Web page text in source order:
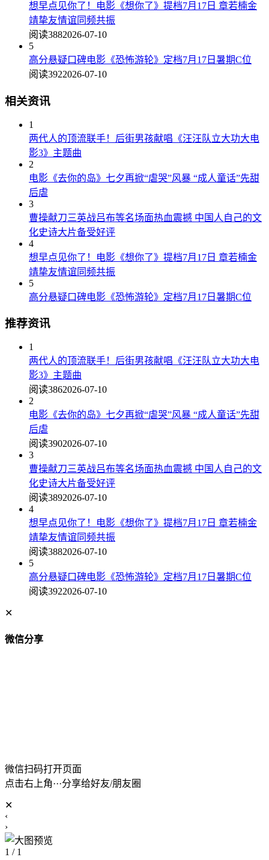
想早点见你了！电影《想你了》提档7月17日 章若楠金
靖挚友情谊同频共振
阅读3882026-07-10
5
高分悬疑口碑电影《恐怖游轮》定档7月17日暑期C位
阅读3922026-07-10
相关资讯
1
两代人的顶流联手！后街男孩献唱《汪汪队立大功大电
影3》主题曲
2
电影《去你的岛》七夕再掀“虐哭”风暴 “成人童话”先甜
后虐
3
曹操献刀三英战吕布等名场面热血震撼 中国人自己的文
化史诗大片备受好评
4
想早点见你了！电影《想你了》提档7月17日 章若楠金
靖挚友情谊同频共振
5
高分悬疑口碑电影《恐怖游轮》定档7月17日暑期C位
推荐资讯
1
两代人的顶流联手！后街男孩献唱《汪汪队立大功大电
影3》主题曲
阅读3862026-07-10
2
电影《去你的岛》七夕再掀“虐哭”风暴 “成人童话”先甜
后虐
阅读3902026-07-10
3
曹操献刀三英战吕布等名场面热血震撼 中国人自己的文
化史诗大片备受好评
阅读3892026-07-10
4
想早点见你了！电影《想你了》提档7月17日 章若楠金
靖挚友情谊同频共振
阅读3882026-07-10
5
高分悬疑口碑电影《恐怖游轮》定档7月17日暑期C位
阅读3922026-07-10
✕
微信分享
微信扫码打开页面
点击右上角···分享给好友/朋友圈
✕
‹
›
1 / 1